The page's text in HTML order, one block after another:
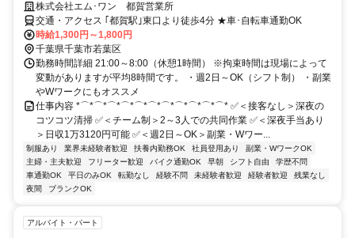
株式会社エム･ワン 都賀営業所
交通・アクセス ｢都賀駅｣東口より徒歩4分 ★車･自転車通勤OK
時給1,300円～1,800円
千葉県千葉市若葉区
勤務時間詳細 21:00～8:00（休憩1時間） ※拘束時間は現場によって
変動がありますが平均8時間です。 ・週2日～OK（シフト制） ・副業
やWワークにもオススメ
仕事内容 *⌒*⌒*⌒*⌒*⌒*⌒*⌒*⌒*⌒*⌒*⌒* ✅＜接客なし＞深夜の
コツコツ清掃 ✅＜チーム制＞2～3人での共同作業 ✅＜深夜手当あり
＞日収1万3120円可能 ✅＜週2日～OK＞副業・Wワー...
制服あり 業界未経験者歓迎 扶養内勤務OK 社員登用あり
副業・WワークOK
主婦・主夫歓迎
フリーター歓迎 バイク通勤OK 早朝 シフト自由
学歴不問
車通勤OK
平日のみOK 転勤なし 経験不問 未経験者歓迎 経験者歓迎
残業なし
夜間
ブランクOK
アルバイト・パート